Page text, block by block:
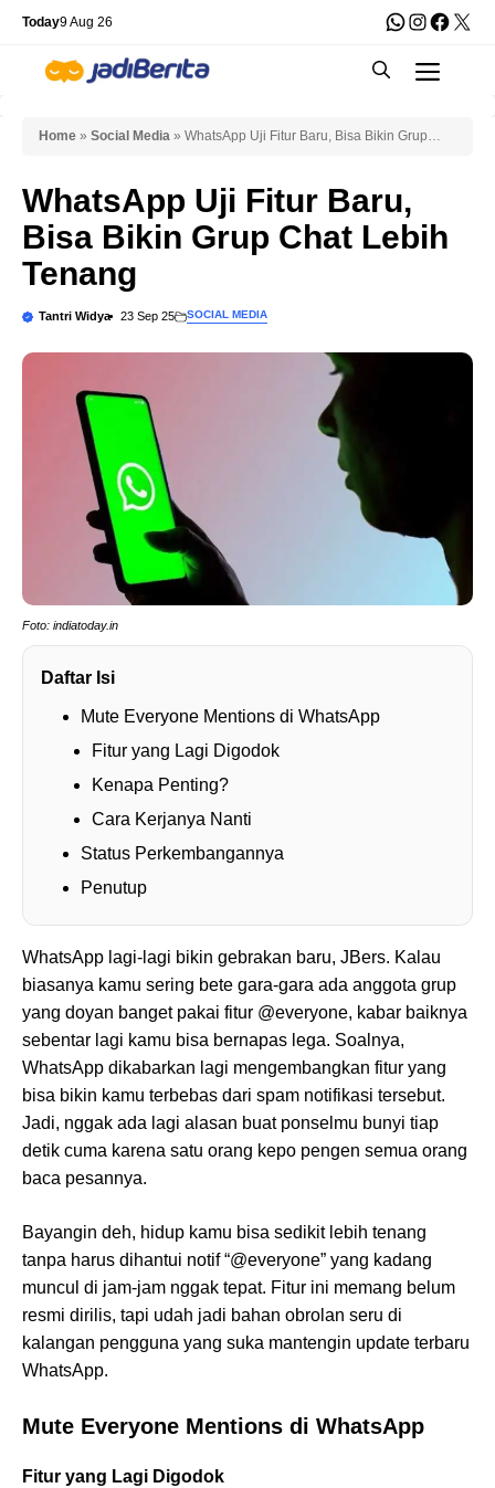
Skip
content
Today9 Aug 26 WhatsApp
X
Home » Social Media » WhatsApp Uji Fitur Baru, Bisa Bikin Grup
WhatsApp Uji Fitur Baru,
Bisa Bikin Grup Chat Lebih
Tenang
Tantri Widya 23 Sep 25 SOCIAL MEDIA
Foto: indiatoday.in
Daftar Isi
Mute Everyone Mentions di WhatsApp
Fitur yang Lagi Digodok
Kenapa Penting?
Cara Kerjanya Nanti
Status Perkembangannya
Penutup
WhatsApp lagi-lagi bikin gebrakan baru, JBers. Kalau
biasanya kamu sering bete gara-gara ada anggota grup
yang doyan banget pakai fitur @everyone, kabar baiknya
sebentar lagi kamu bisa bernapas lega. Soalnya,
WhatsApp dikabarkan lagi mengembangkan fitur yang
bisa bikin kamu terbebas dari spam notifikasi tersebut.
Jadi, nggak ada lagi alasan buat ponselmu bunyi tiap
detik cuma karena satu orang kepo pengen semua orang
baca pesannya.
Bayangin deh, hidup kamu bisa sedikit lebih tenang
tanpa harus dihantui notif “@everyone” yang kadang
muncul di jam-jam nggak tepat. Fitur ini memang belum
resmi dirilis, tapi udah jadi bahan obrolan seru di
kalangan pengguna yang suka mantengin update terbaru
WhatsApp.
Mute Everyone Mentions di WhatsApp
Fitur yang Lagi Digodok